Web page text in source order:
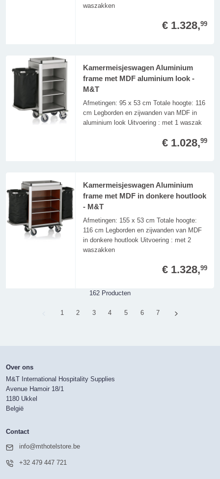
waszakken
€ 1.328,99
Kamermeisjeswagen Aluminium
frame met MDF aluminium look -
M&T
Afmetingen: 95 x 53 cm Totale hoogte: 116
cm Legborden en zijwanden van MDF in
aluminium look Uitvoering : met 1 waszak
€ 1.028,99
Kamermeisjeswagen Aluminium
frame met MDF in donkere houtlook
- M&T
Afmetingen: 155 x 53 cm Totale hoogte:
116 cm Legborden en zijwanden van MDF
in donkere houtlook Uitvoering : met 2
waszakken
€ 1.328,99
162 Producten
Page
1 Page
2 Page
3 Page
4 Page
5 Page
6 Page
7
Over ons
M&T International Hospitality Supplies
Avenue Hamoir 18/1
1180 Ukkel
België
Contact
info@mthotelstore.be
+32 479 447 721